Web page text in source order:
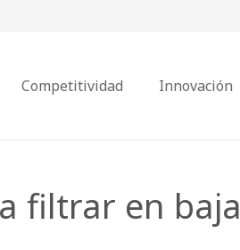
Competitividad Innovación
filtrar en baja